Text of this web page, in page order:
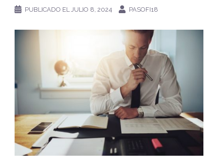
PUBLICADO ELJULIO 8, 2024 PASOFI18